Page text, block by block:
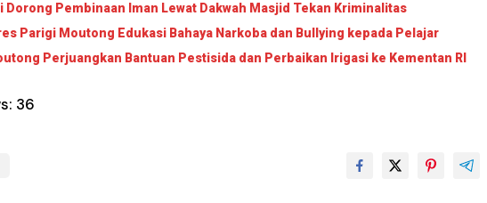
Dorong Pembinaan Iman Lewat Dakwah Masjid Tekan Kriminalitas
Parigi Moutong Edukasi Bahaya Narkoba dan Bullying kepada Pelajar
Perjuangkan Bantuan Pestisida dan Perbaikan Irigasi ke Kementan RI
36